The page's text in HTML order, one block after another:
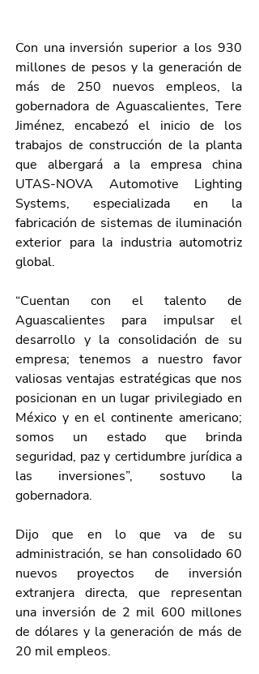
Con una inversión superior a los 930
millones de pesos y la generación de
más de 250 nuevos empleos, la
gobernadora de Aguascalientes, Tere
Jiménez, encabezó el inicio de los
trabajos de construcción de la planta
que albergará a la empresa china
UTAS-NOVA Automotive Lighting
Systems, especializada en la
fabricación de sistemas de iluminación
exterior para la industria automotriz
global.
“Cuentan con el talento de
Aguascalientes para impulsar el
desarrollo y la consolidación de su
empresa; tenemos a nuestro favor
valiosas ventajas estratégicas que nos
posicionan en un lugar privilegiado en
México y en el continente americano;
somos un estado que brinda
seguridad, paz y certidumbre jurídica a
las inversiones”, sostuvo la
gobernadora.
Dijo que en lo que va de su
administración, se han consolidado 60
nuevos proyectos de inversión
extranjera directa, que representan
una inversión de 2 mil 600 millones
de dólares y la generación de más de
20 mil empleos.